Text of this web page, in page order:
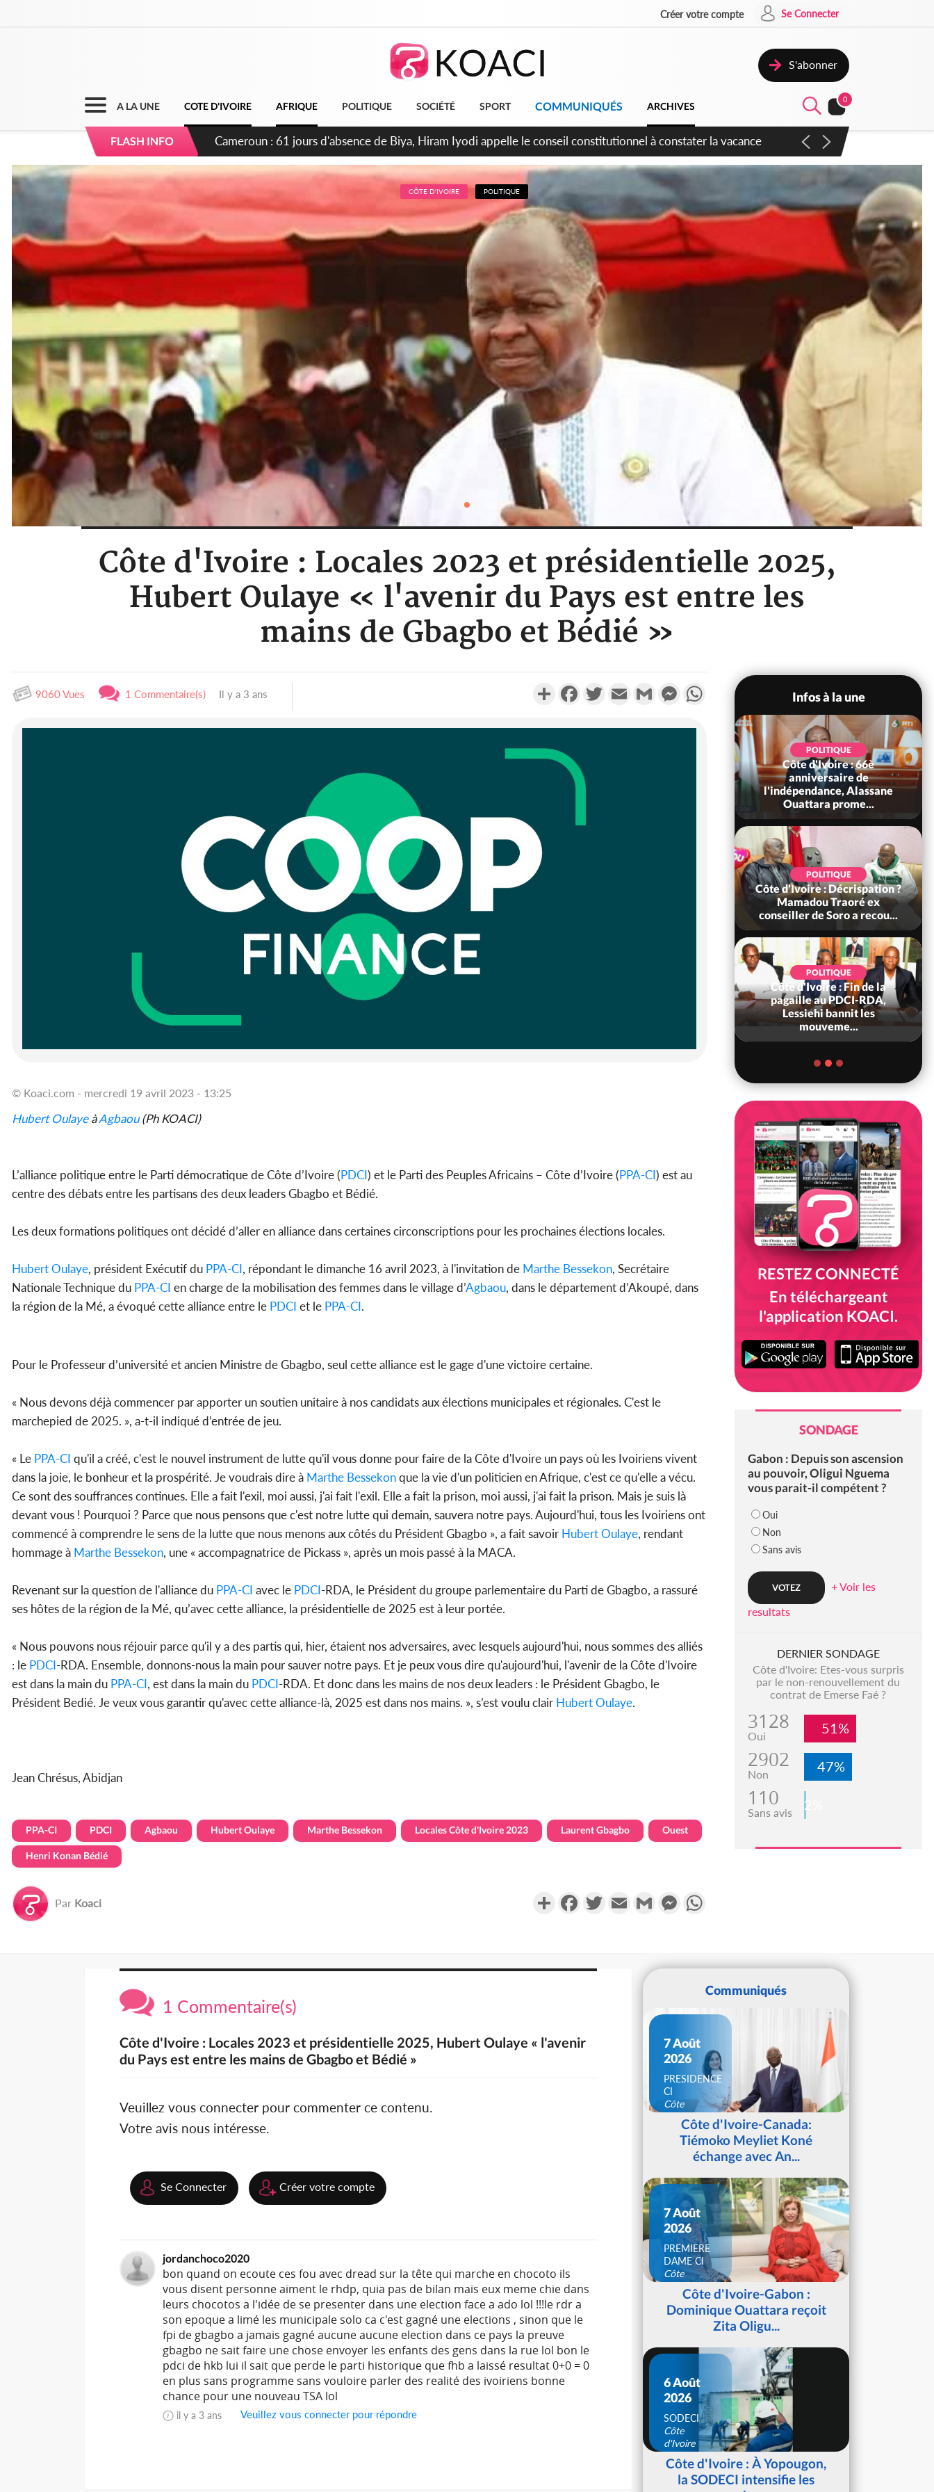
Créer votre compte Se Connecter
S'abonner
A LA UNE COTE D'IVOIRE AFRIQUE POLITIQUE SOCIÉTÉ SPORT COMMUNIQUÉS ARCHIVES
0
FLASH INFO Côte d'Ivoire : Fin de la pagaille au PDCI-RDA, Lessiehi bannit les mouvements sauvages
CÔTE D'IVOIRE POLITIQUE
Côte d'Ivoire : Locales 2023 et présidentielle 2025,
Hubert Oulaye « l'avenir du Pays est entre les
mains de Gbagbo et Bédié »
9060 Vues 1 Commentaire(s) Il y a 3 ans PartagerFacebookTwitterEmail Gmail MessengerWhatsApp
© Koaci.com - mercredi 19 avril 2023 - 13:25
Hubert OulayeàAgbaou(Ph KOACI)
L’alliance politique entre le Parti démocratique de Côte d’Ivoire (PDCI) et le Parti des Peuples Africains – Côte d’Ivoire (PPA-CI) est au
centre des débats entre les partisans des deux leaders Gbagbo et Bédié.
Les deux formations politiques ont décidé d’aller en alliance dans certaines circonscriptions pour les prochaines élections locales.
Hubert Oulaye, président Exécutif du PPA-CI, répondant le dimanche 16 avril 2023, à l'invitation de Marthe Bessekon, Secrétaire
Nationale Technique du PPA-CI en charge de la mobilisation des femmes dans le village d’Agbaou, dans le département d’Akoupé, dans
la région de la Mé, a évoqué cette alliance entre le PDCI et le PPA-CI.
Pour le Professeur d’université et ancien Ministre de Gbagbo, seul cette alliance est le gage d'une victoire certaine.
« Nous devons déjà commencer par apporter un soutien unitaire à nos candidats aux élections municipales et régionales. C'est le
marchepied de 2025. », a-t-il indiqué d’entrée de jeu.
« Le PPA-CI qu'il a créé, c'est le nouvel instrument de lutte qu'il vous donne pour faire de la Côte d'Ivoire un pays où les Ivoiriens vivent
dans la joie, le bonheur et la prospérité. Je voudrais dire à Marthe Bessekonque la vie d'un politicien en Afrique, c'est ce qu'elle a vécu.
Ce sont des souffrances continues. Elle a fait l'exil, moi aussi, j'ai fait l'exil. Elle a fait la prison, moi aussi, j'ai fait la prison. Mais je suis là
devant vous ! Pourquoi ? Parce que nous pensons que c'est notre lutte qui demain, sauvera notre pays. Aujourd'hui, tous les Ivoiriens ont
commencé à comprendre le sens de la lutte que nous menons aux côtés du Président Gbagbo », a fait savoir Hubert Oulaye, rendant
hommage à Marthe Bessekon, une « accompagnatrice de Pickass », après un mois passé à la MACA.
Revenant sur la question de l'alliance du PPA-CI avec le PDCI-RDA, le Président du groupe parlementaire du Parti de Gbagbo, a rassuré
ses hôtes de la région de la Mé, qu’avec cette alliance, la présidentielle de 2025 est à leur portée.
« Nous pouvons nous réjouir parce qu'il y a des partis qui, hier, étaient nos adversaires, avec lesquels aujourd'hui, nous sommes des alliés
: le PDCI-RDA. Ensemble, donnons-nous la main pour sauver notre pays. Et je peux vous dire qu'aujourd'hui, l'avenir de la Côte d'Ivoire
est dans la main du PPA-CI, est dans la main du PDCI-RDA. Et donc dans les mains de nos deux leaders : le Président Gbagbo, le
Président Bedié. Je veux vous garantir qu'avec cette alliance-là, 2025 est dans nos mains. », s’est voulu clair Hubert Oulaye.
Jean Chrésus, Abidjan
PPA-CI PDCI Agbaou Hubert Oulaye Marthe Bessekon Locales Côte d'Ivoire 2023 Laurent Gbagbo Ouest
Henri Konan Bédié
Par Koaci PartagerFacebookTwitterEmail Gmail Messenger
Infos à la une
d'absence de Biya, Hiram
Iyodi appelle le conseil
POLITIQUE
Côte d'Ivoire : 66è
anniversaire de
l'indépendance, Alassane
Ouattara prome...
POLITIQUE
Côte d'Ivoire : Décrispation ?
Mamadou Traoré ex
conseiller de Soro a recou...
POLITIQUE
Côte d'Ivoire : Fin de la
pagaille au PDCI-RDA,
Lessiehi bannit les
mouveme...
RESTEZ CONNECTÉ
En téléchargeant
l'application KOACI.
SONDAGE
Gabon : Depuis son ascension
au pouvoir, Oligui Nguema
vous parait-il compétent ?
Oui
Non
Sans avis
+ Voir les
resultats
DERNIER SONDAGE
Côte d'Ivoire: Etes-vous surpris
par le non-renouvellement du
contrat de Emerse Faé ?
3128
Oui 51%
2902
Non 47%
110
Sans avis 2%
1 Commentaire(s)
Côte d'Ivoire : Locales 2023 et présidentielle 2025, Hubert Oulaye « l'avenir
du Pays est entre les mains de Gbagbo et Bédié »
Veuillez vous connecter pour commenter ce contenu.
Votre avis nous intéresse.
Se Connecter Créer votre compte
jordanchoco2020
bon quand on ecoute ces fou avec dread sur la tête qui marche en chocoto ils
vous disent personne aiment le rhdp, quia pas de bilan mais eux meme chie dans
leurs chocotos a l'idée de se presenter dans une election face a ado lol !!!le rdr a
son epoque a limé les municipale solo ca c'est gagné une elections , sinon que le
fpi de gbagbo a jamais gagné aucune aucune election dans ce pays la preuve
gbagbo ne sait faire une chose envoyer les enfants des gens dans la rue lol bon le
pdci de hkb lui il sait que perde le parti historique que fhb a laissé resultat 0+0 = 0
en plus sans programme sans vouloire parler des realité des ivoiriens bonne
chance pour une nouveau TSA lol
il y a 3 ans Veuillez vous connecter pour répondre
Communiqués
7 Août
2026
PRESIDENCE
CI
Côte
d'IvoireCôte d'Ivoire-Canada:
Tiémoko Meyliet Koné
échange avec An...
7 Août
2026
PREMIERE
DAME CI
Côte
d'IvoireCôte d'Ivoire-Gabon :
Dominique Ouattara reçoit
Zita Oligu...
6 Août
2026
SODECI
Côte
d'Ivoire
Côte d'Ivoire : À Yopougon,
la SODECI intensifie les